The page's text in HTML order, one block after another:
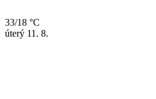
33/18 °C
úterý 11. 8.